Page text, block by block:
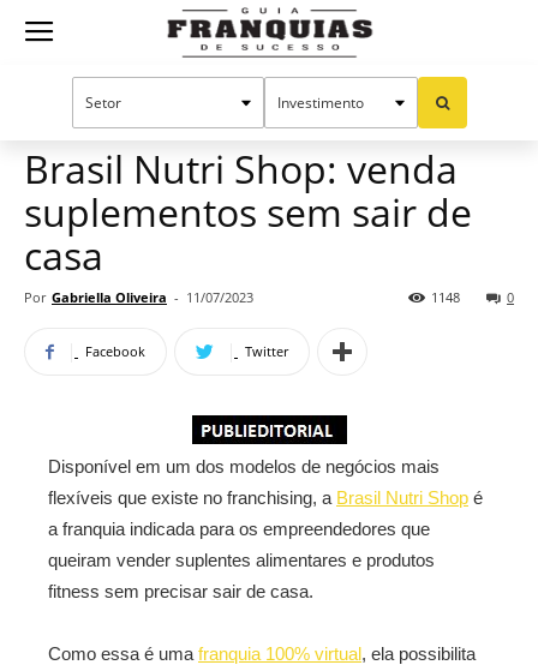
Guia
Mercado de franquias Publieditorial
Brasil Nutri Shop: venda
suplementos sem sair de
casa
Por Gabriella Oliveira - 11/07/2023 0
1148
Facebook Twitter
Disponível em um dos modelos de negócios mais
flexíveis que existe no franchising, a Brasil Nutri Shop é
a franquia indicada para os empreendedores que
queiram vender suplentes alimentares e produtos
fitness sem precisar sair de casa.
Como essa é uma franquia 100% virtual, ela possibilita